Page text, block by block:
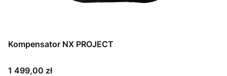
Kompensator NX PROJECT
Cena
1 499,00 zł